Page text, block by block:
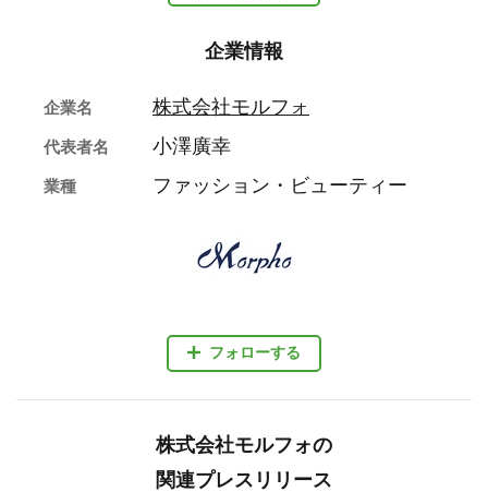
企業情報
フォローする
企業名 株式会社モルフォ
代表者名 小澤廣幸
業種 ファッション・ビューティー
株式会社モルフォの
関連プレスリリース